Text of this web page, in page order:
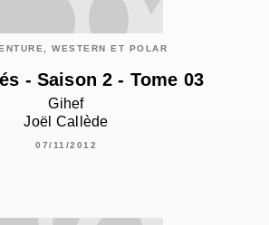
WESTERN ET POLAR
- Saison 2 - Tome 03
Gihef
Joël Callède
07/11/2012